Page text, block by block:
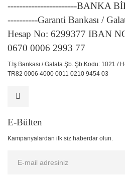
-----------------------BANKA
----------Garanti Bankası /
Hesap No: 6299377 IBAN
0670 0006 2993 77
T.İş Bankası / Galata Şb. Şb.Kodu: 1021 /
TR82 0006 4000 0011 0210 9454 03
E-Bülten
Kampanyalardan ilk siz haberdar olun.